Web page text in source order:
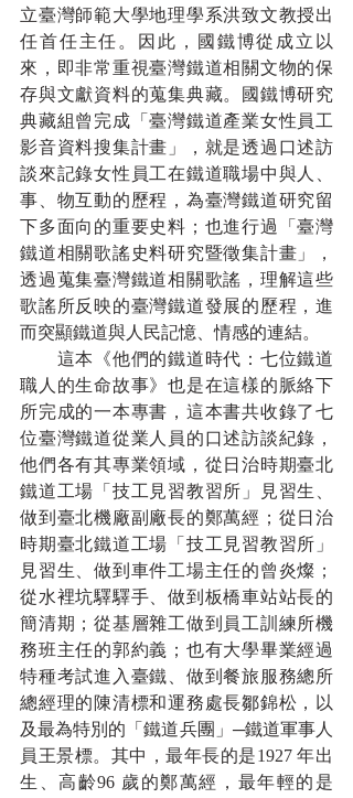
立臺灣師範大學地理學系洪致文教授出
任首任主任。因此，國鐵博從成立以
來，即非常重視臺灣鐵道相關文物的保
存與文獻資料的蒐集典藏。國鐵博研究
典藏組曾完成「臺灣鐵道產業女性員工
影音資料搜集計畫」，就是透過口述訪
談來記錄女性員工在鐵道職場中與人、
事、物互動的歷程，為臺灣鐵道研究留
下多面向的重要史料；也進行過「臺灣
鐵道相關歌謠史料研究暨徵集計畫」，
透過蒐集臺灣鐵道相關歌謠，理解這些
歌謠所反映的臺灣鐵道發展的歷程，進
而突顯鐵道與人民記憶、情感的連結。
這本《他們的鐵道時代：七位鐵道
職人的生命故事》也是在這樣的脈絡下
所完成的一本專書，這本書共收錄了七
位臺灣鐵道從業人員的口述訪談紀錄，
他們各有其專業領域，從日治時期臺北
鐵道工場「技工見習教習所」見習生、
做到臺北機廠副廠長的鄭萬經；從日治
時期臺北鐵道工場「技工見習教習所」
見習生、做到車件工場主任的曾炎燦；
從水裡坑驛驛手、做到板橋車站站長的
簡清期；從基層雜工做到員工訓練所機
務班主任的郭約義；也有大學畢業經過
特種考試進入臺鐵、做到餐旅服務總所
總經理的陳清標和運務處長鄒錦松，以
及最為特別的「鐵道兵團」─鐵道軍事人
員王景標。其中，最年長的是1927 年出
生、高齡96 歲的鄭萬經，最年輕的是